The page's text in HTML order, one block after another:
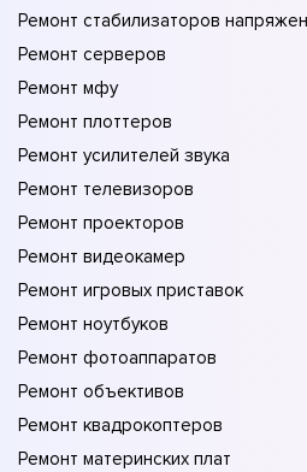
Ремонт стабилизаторов
Ремонт серверов
Ремонт мфу
Ремонт плоттеров
Ремонт усилителей звука
Ремонт телевизоров
Ремонт проекторов
Ремонт видеокамер
Ремонт игровых приставок
Ремонт ноутбуков
Ремонт фотоаппаратов
Ремонт объективов
Ремонт квадрокоптеров
Ремонт материнских плат